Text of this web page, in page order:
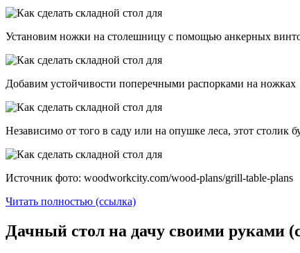
Установим ножки на столешницу с помощью анкерных
Добавим устойчивости поперечными распорками на ножках
Независимо от того в саду или на опушке леса, этот
Источник фото: woodworkcity.com/wood-plans/grill-table-plans
Читать полностью (ссылка)
Дачный стол на дачу своими